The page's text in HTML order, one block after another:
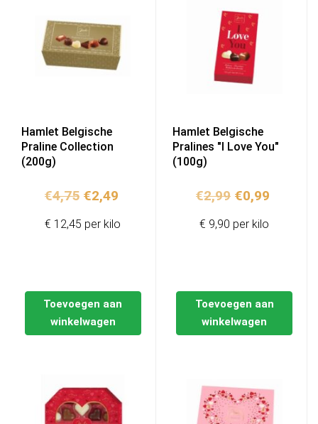
Hamlet Belgische
Praline Collection
(200g)
€4,75 Oorspronkelijke
was:
€2,49Huidige
is:
Toevoegen aan
winkelwagen
€ 12,45 per kilo
Hamlet Belgische
Pralines "I Love You"
(100g)
€2,99
was:
€0,99
Toevoegen aan
winkelwagen
€ 9,90 per kilo